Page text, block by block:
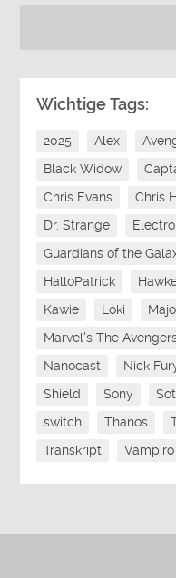
Wichtige Tags:
2025 Alex
Black Widow
Chris Evans
Chris
Dr. Strange
Guardians of the
HalloPatrick
Kawie
Loki
Marvel's The
Nanocast
Nick
Shield
Sony
switch
Thanos
Transkript
Vampiro